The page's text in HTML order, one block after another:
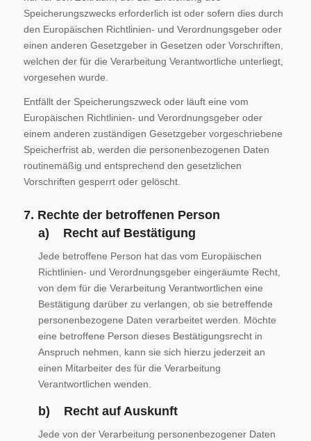
Speicherungszwecks erforderlich ist oder sofern dies durch
den Europäischen Richtlinien- und Verordnungsgeber oder
einen anderen Gesetzgeber in Gesetzen oder Vorschriften,
welchen der für die Verarbeitung Verantwortliche unterliegt,
vorgesehen wurde.
Entfällt der Speicherungszweck oder läuft eine vom
Europäischen Richtlinien- und Verordnungsgeber oder
einem anderen zuständigen Gesetzgeber vorgeschriebene
Speicherfrist ab, werden die personenbezogenen Daten
routinemäßig und entsprechend den gesetzlichen
Vorschriften gesperrt oder gelöscht.
7. Rechte der betroffenen Person
a) Recht auf Bestätigung
Jede betroffene Person hat das vom Europäischen
Richtlinien- und Verordnungsgeber eingeräumte Recht,
von dem für die Verarbeitung Verantwortlichen eine
Bestätigung darüber zu verlangen, ob sie betreffende
personenbezogene Daten verarbeitet werden. Möchte
eine betroffene Person dieses Bestätigungsrecht in
Anspruch nehmen, kann sie sich hierzu jederzeit an
einen Mitarbeiter des für die Verarbeitung
Verantwortlichen wenden.
b) Recht auf Auskunft
Jede von der Verarbeitung personenbezogener Daten